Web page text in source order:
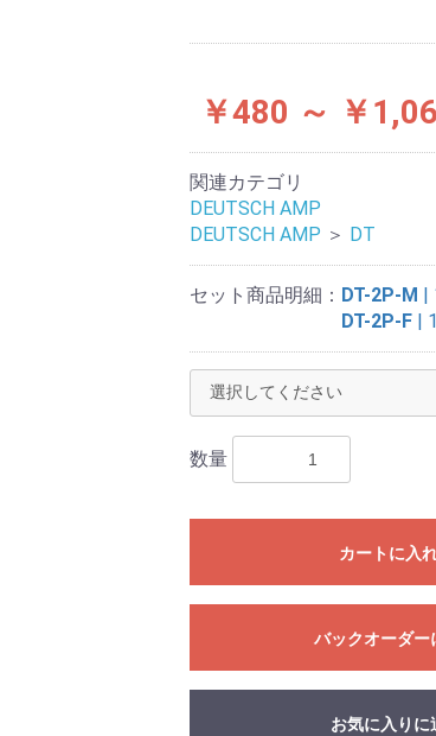
￥480 ～ ￥
関連カテゴリ
DEUTSCH AMP
DEUTSCH AMP ＞ DT
セット商品明細： DT-2P-M
DT-2P-F |
数量
カートに入
バックオーダー
お気に入りに